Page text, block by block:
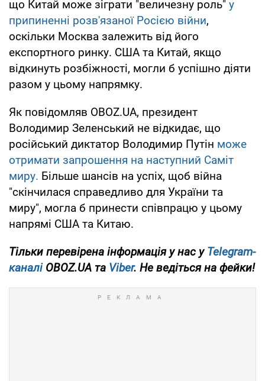
що Китай може зіграти "величезну роль" у
припиненні розв'язаної Росією війни,
оскільки Москва залежить від його
експортного ринку. США та Китай, якщо
відкинуть розбіжності, могли б успішно діяти
разом у цьому напрямку.
Як повідомляв OBOZ.UA, президент
Володимир Зеленський не відкидає, що
російський диктатор Володимир Путін може
отримати запрошення на наступний Саміт
миру. Більше шансів на успіх, щоб війна
"скінчилася справедливо для України та
миру", могла б принести співпрацю у цьому
напрямі США та Китаю.
Тільки перевірена інформація у нас уTelegram-
каналіOBOZ.UA та Viber. Не ведіться на фейки!